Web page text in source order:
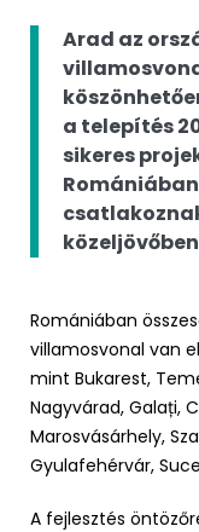
Arad az
a telepítés
sikeres
Romániában
villamosvonal van
mint Bukarest,
Nagyvárad, Galați,
Marosvásárhely,
Gyulafehérvár,
A fejlesztés